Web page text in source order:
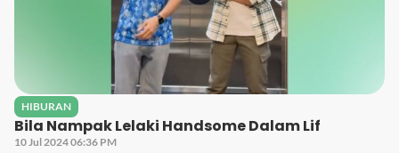
HIBURAN
Bila Nampak Lelaki Handsome Dalam Lif
10 Jul 2024 06:36 PM